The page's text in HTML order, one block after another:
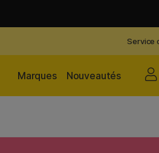
Service
Nouveautés
Marques